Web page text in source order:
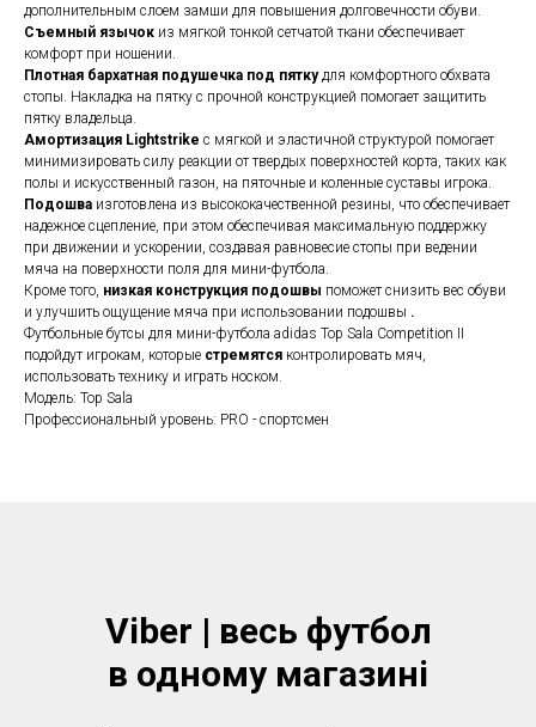
дополнительным слоем замши для повышения долговечности обуви.
Съемный язычок из мягкой тонкой сетчатой ​​ткани обеспечивает
комфорт при ношении.
Плотная бархатная подушечка под пяткудля комфортного обхвата
стопы. Накладка на пятку с прочной конструкцией помогает защитить
пятку владельца.
Амортизация Lightstrike с мягкой и эластичной структурой помогает
минимизировать силу реакции от твердых поверхностей корта, таких как
полы и искусственный газон, на пяточные и коленные суставы игрока.
Подошва изготовлена ​​из высококачественной резины, что обеспечивает
надежное сцепление, при этом обеспечивая максимальную поддержку
при движении и ускорении, создавая равновесие стопы при ведении
мяча на поверхности поля для мини-футбола.
Кроме того, низкая конструкция подошвы поможет снизить вес обуви
и улучшить ощущение мяча при использовании подошвы .
Футбольные бутсы для мини-футбола adidas Top Sala Competition II
подойдут игрокам, которые стремятся контролировать мяч,
использовать технику и играть носком.
Модель: Top Sala
Профессиональный уровень: PRO - спортсмен
Viber | весь футбол
в одному магазинi